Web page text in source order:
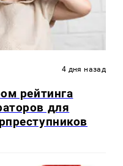
4 дня назад
рейтинга
для